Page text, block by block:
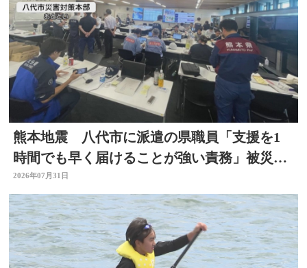
熊本地震 八代市に派遣の県職員「支援を1
時間でも早く届けることが強い責務」被災地
の状況語る 大分
2026年07月31日